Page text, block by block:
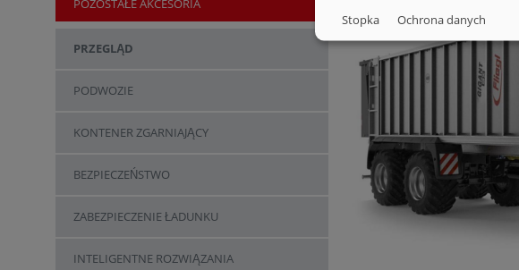
POZOSTAŁE AKCESORIA
PRZEGLĄD
PODWOZIE
KONTENER ZGARNIAJĄCY
BEZPIECZEŃSTWO
ZABEZPIECZENIE ŁADUNKU
INTELIGENTNE ROZWIĄZANIA
Stopka Ochrona danych